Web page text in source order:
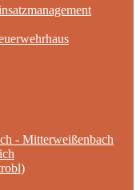
- Mitterweißenbach